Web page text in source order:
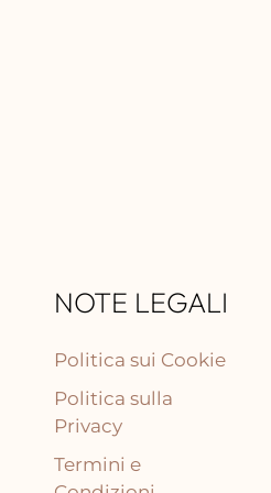
NOTE LEGALI
Politica sui Cookie
Politica sulla
Privacy
Termini e